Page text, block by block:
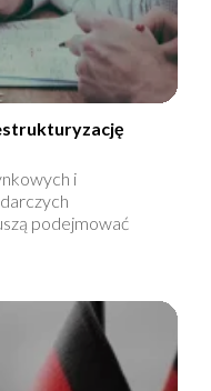
i
podejmować